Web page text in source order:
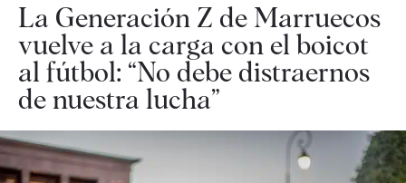
La Generación Z de Marruecos
vuelve a la carga con el boicot
al fútbol: “No debe distraernos
de nuestra lucha”